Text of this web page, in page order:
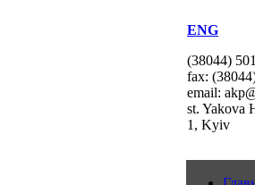
ENG
(38044)
fax:
email:
st. Yakova
1, Kyiv